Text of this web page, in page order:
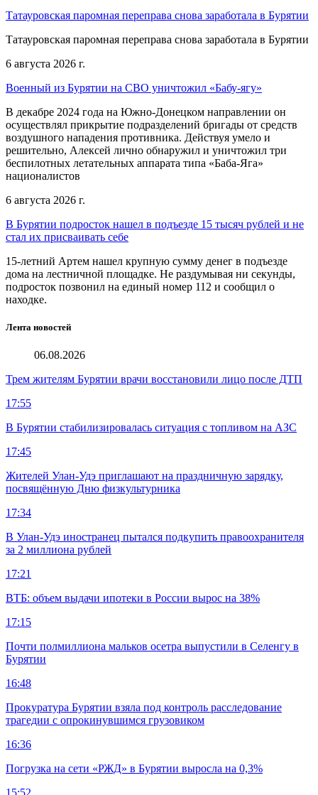
Татауровская паромная переправа снова заработала в Бурятии
Татауровская паромная переправа снова заработала в Бурятии
6 августа 2026 г.
Военный из Бурятии на СВО уничтожил «Бабу-ягу»
В декабре 2024 года на Южно-Донецком направлении он
осуществлял прикрытие подразделений бригады от средств
воздушного нападения противника. Действуя умело и
решительно, Алексей лично обнаружил и уничтожил три
беспилотных летательных аппарата типа «Баба-Яга»
националистов
6 августа 2026 г.
В Бурятии подросток нашел в подъезде 15 тысяч рублей и не
стал их присваивать себе
15-летний Артем нашел крупную сумму денег в подъезде
дома на лестничной площадке. Не раздумывая ни секунды,
подросток позвонил на единый номер 112 и сообщил о
находке.
Лента новостей
06.08.2026
Трем жителям Бурятии врачи восстановили лицо после ДТП
17:55
В Бурятии стабилизировалась ситуация с топливом на АЗС
17:45
Жителей Улан-Удэ приглашают на праздничную зарядку,
посвящённую Дню физкультурника
17:34
В Улан-Удэ иностранец пытался подкупить правоохранителя
за 2 миллиона рублей
17:21
ВТБ: объем выдачи ипотеки в России вырос на 38%
17:15
Почти полмиллиона мальков осетра выпустили в Селенгу в
Бурятии
16:48
Прокуратура Бурятии взяла под контроль расследование
трагедии с опрокинувшимся грузовиком
16:36
Погрузка на сети «РЖД» в Бурятии выросла на 0,3%